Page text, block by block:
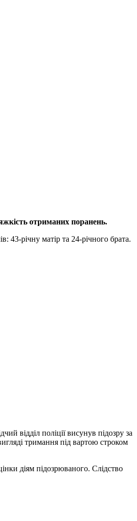
отриманих поранень.
43-річну матір та 24-річного брата.
відділ поліції висунув підозру за
тримання під вартою строком
діям підозрюваного. Слідство